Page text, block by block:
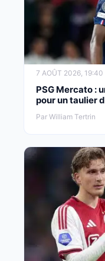
7 AOÛT 2026, 19:40
PSG Mercato :
pour un taulier
Par William Tertrin